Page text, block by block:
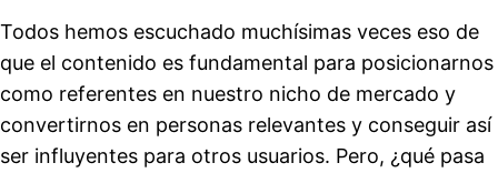
Todos hemos escuchado muchísimas veces eso de
que el contenido es fundamental para posicionarnos
como referentes en nuestro nicho de mercado y
convertirnos en personas relevantes y conseguir así
ser influyentes para otros usuarios. Pero, ¿qué pasa